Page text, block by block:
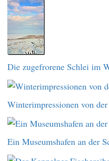
Die zugefrorene Schlei im
Winterimpressionen von
Ein Museumshafen an der